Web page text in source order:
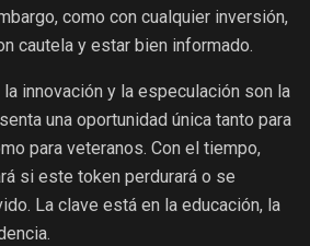
como con cualquier inversión,
cautela y estar bien informado.
la innovación y la especulación son la
una oportunidad única tanto para
para veteranos. Con el tiempo,
si este token perdurará o se
La clave está en la educación, la